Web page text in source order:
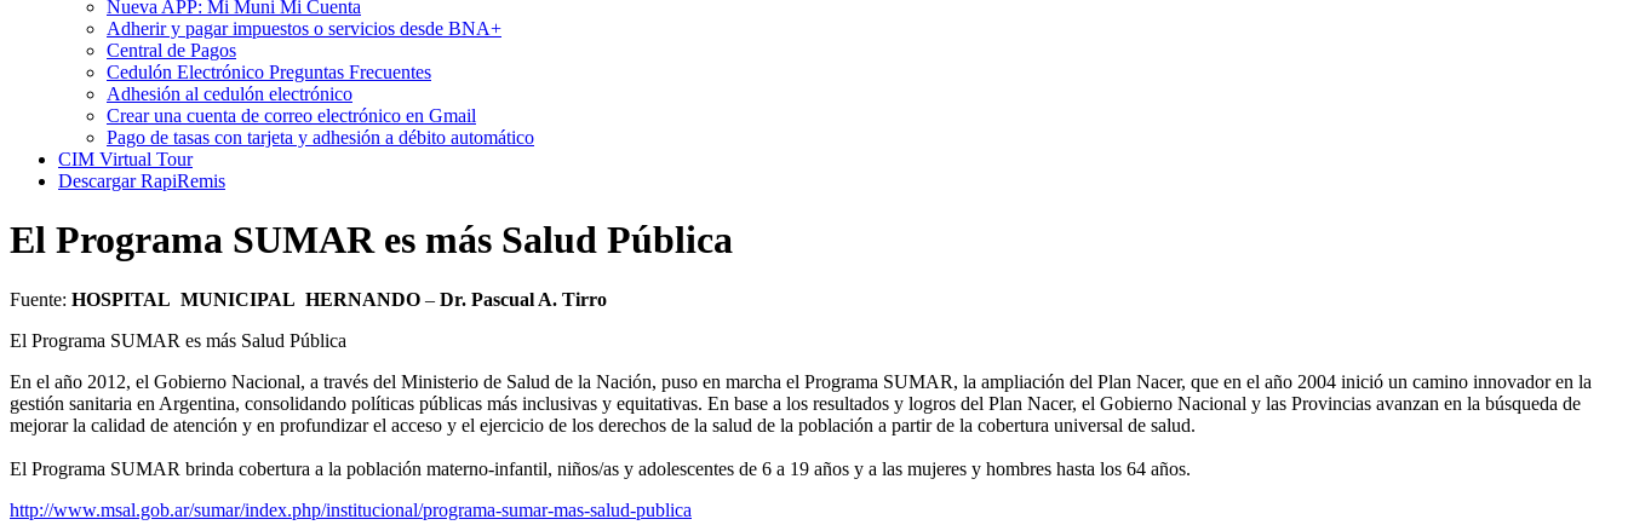
Nueva APP: Mi Muni Mi Cuenta
Adherir y pagar impuestos o servicios desde BNA+
Central de Pagos
Cedulón Electrónico Preguntas Frecuentes
Adhesión al cedulón electrónico
Crear una cuenta de correo electrónico en Gmail
Pago de tasas con tarjeta y adhesión a débito automático
CIM Virtual Tour
Descargar RapiRemis
El Programa SUMAR es más Salud Pública
Fuente: HOSPITAL MUNICIPAL HERNANDO – Dr. Pascual A. Tirro
El Programa SUMAR es más Salud Pública
En el año 2012, el Gobierno Nacional, a través del Ministerio de Salud de la Nación, puso en marcha el Programa SUMAR, la ampliación del Plan Nacer, que en el año 2004 inició un camino innovador en la
gestión sanitaria en Argentina, consolidando políticas públicas más inclusivas y equitativas. En base a los resultados y logros del Plan Nacer, el Gobierno Nacional y las Provincias avanzan en la búsqueda de
mejorar la calidad de atención y en profundizar el acceso y el ejercicio de los derechos de la salud de la población a partir de la cobertura universal de salud.
El Programa SUMAR brinda cobertura a la población materno-infantil, niños/as y adolescentes de 6 a 19 años y a las mujeres y hombres hasta los 64 años.
http://www.msal.gob.ar/sumar/index.php/institucional/programa-sumar-mas-salud-publica